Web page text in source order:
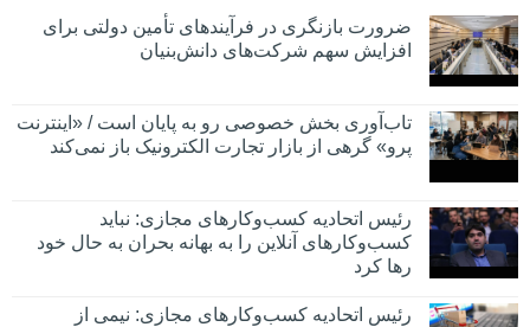
ضرورت بازنگری در فرآیندهای تأمین دولتی برای
افزایش سهم شرکت‌های دانش‌بنیان
تاب‌آوری بخش خصوصی رو به پایان است / «اینترنت
پرو» گرهی از بازار تجارت الکترونیک باز نمی‌کند
رئیس اتحادیه کسب‌وکارهای مجازی: نباید
کسب‌وکارهای آنلاین را به بهانه بحران به حال خود
رها کرد
رئیس اتحادیه کسب‌وکارهای مجازی: نیمی از